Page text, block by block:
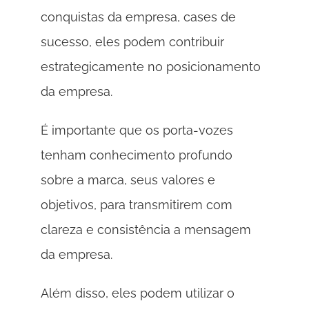
conquistas da empresa, cases de
sucesso, eles podem contribuir
estrategicamente no posicionamento
da empresa.
É importante que os porta-vozes
tenham conhecimento profundo
sobre a marca, seus valores e
objetivos, para transmitirem com
clareza e consistência a mensagem
da empresa.
Além disso, eles podem utilizar o